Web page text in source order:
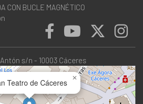
CON BUCLE MAGNÉTICO
s/n - 10003 Cáceres
Teatro de Cáceres ×